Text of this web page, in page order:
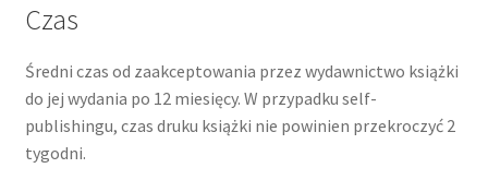
Czas
Średni czas od zaakceptowania przez wydawnictwo książki
do jej wydania po 12 miesięcy. W przypadku self-
publishingu, czas druku książki nie powinien przekroczyć 2
tygodni.